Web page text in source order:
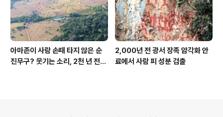
아마존이 사람 손때 타지 않은 순
진무구? 웃기는 소리, 2천 년 전에
2,000년 전 광서 장족 암각화 안
료에서 사람 피 성분 검출